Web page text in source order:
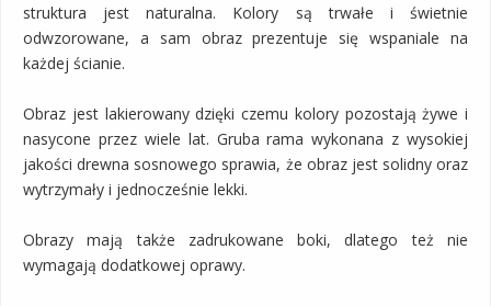
struktura jest naturalna. Kolory są trwałe i świetnie
odwzorowane, a sam obraz prezentuje się wspaniale na
każdej ścianie.
Obraz jest lakierowany dzięki czemu kolory pozostają żywe i
nasycone przez wiele lat. Gruba rama wykonana z wysokiej
jakości drewna sosnowego sprawia, że obraz jest solidny oraz
wytrzymały i jednocześnie lekki.
Obrazy mają także zadrukowane boki, dlatego też nie
wymagają dodatkowej oprawy.